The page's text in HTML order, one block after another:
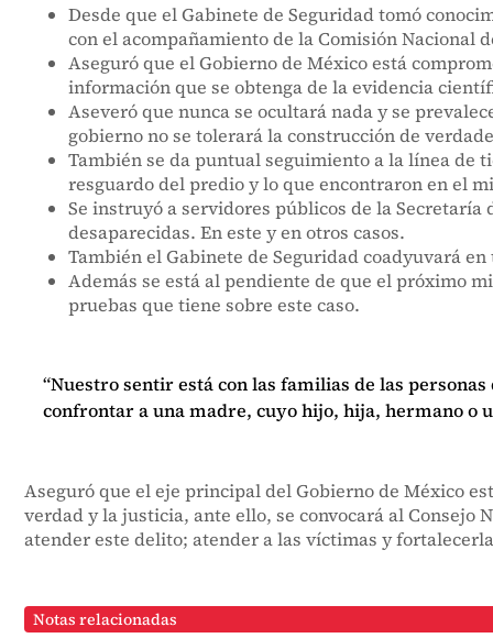
Desde que el Gabinete de Seguridad tomó
con el acompañamiento de la Comisión Nacional
Aseguró que el Gobierno de México está
información que se obtenga de la evidencia
Aseveró que nunca se ocultará nada y se
gobierno no se tolerará la construcción de
También se da puntual seguimiento a la línea de
resguardo del predio y lo que encontraron en el
Se instruyó a servidores públicos de la
desaparecidas. En este y en otros casos.
También el Gabinete de Seguridad coadyuvará
Además se está al pendiente de que el próximo
pruebas que tiene sobre este caso.
“Nuestro sentir está con las familias de las
confrontar a una madre, cuyo hijo, hija, hermano o
Aseguró que el eje principal del Gobierno de México
verdad y la justicia, ante ello, se convocará al Consejo
atender este delito; atender a las víctimas y
Notas relacionadas